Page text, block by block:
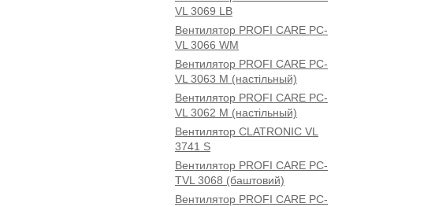
VL 3069 LB
Вентилятор PROFI CARE PC-
VL 3066 WM
Вентилятор PROFI CARE PC-
VL 3063 M (настільный)
Вентилятор PROFI CARE PC-
VL 3062 M (настільный)
Вентилятор CLATRONIC VL
3741 S
Вентилятор PROFI CARE PC-
TVL 3068 (баштовий)
Вентилятор PROFI CARE PC-